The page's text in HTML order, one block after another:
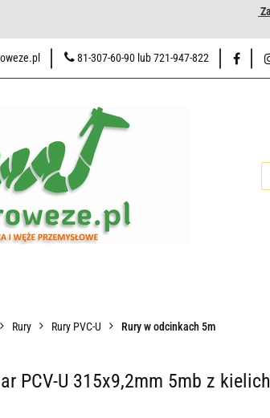
81-307-60-90 lub 721-947-822
Zakuwanie
Rury Rury PVC-U Rury w odcinkach 5m
PCV-U 315x9,2mm 5mb z